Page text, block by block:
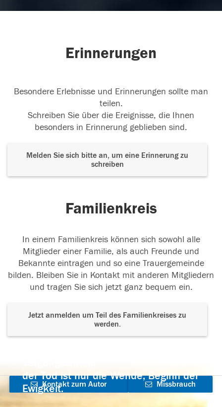
Erinnerungen
Besondere Erlebnisse und Erinnerungen sollte man
teilen.
Schreiben Sie über die Ereignisse, die Ihnen
besonders in Erinnerung geblieben sind.
Melden Sie sich bitte an, um eine Erinnerung zu
schreiben
Familienkreis
In einem Familienkreis können sich sowohl alle
Mitglieder einer Familie, als auch Freunde und
Bekannte eintragen und so eine Trauergemeinde
bilden. Bleiben Sie in Kontakt mit anderen Mitgliedern
und tragen Sie sich jetzt ganz bequem ein.
Jetzt anmelden um Teil des Familienkreises zu
werden.
der Tod ist nur die Wende, Beginn der
Ewigkeit.
Kontakt zum Autor
aufnehmen
Missbrauch